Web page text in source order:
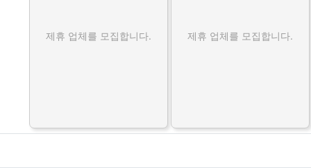
제휴 업체를 모집합니다. 제휴 업체를 모집합니다.